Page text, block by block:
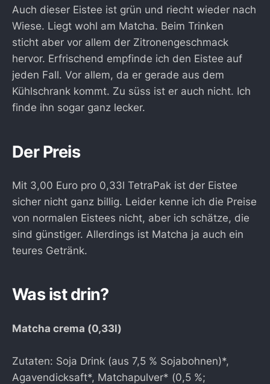
Auch dieser Eistee ist grün und riecht wieder nach
Wiese. Liegt wohl am Matcha. Beim Trinken
sticht aber vor allem der Zitronengeschmack
hervor. Erfrischend empfinde ich den Eistee auf
jeden Fall. Vor allem, da er gerade aus dem
Kühlschrank kommt. Zu süss ist er auch nicht. Ich
finde ihn sogar ganz lecker.
Der Preis
Mit 3,00 Euro pro 0,33l TetraPak ist der Eistee
sicher nicht ganz billig. Leider kenne ich die Preise
von normalen Eistees nicht, aber ich schätze, die
sind günstiger. Allerdings ist Matcha ja auch ein
teures Getränk.
Was ist drin?
Matcha crema (0,33l)
Zutaten: Soja Drink (aus 7,5 % Sojabohnen)*,
Agavendicksaft*, Matchapulver* (0,5 %;